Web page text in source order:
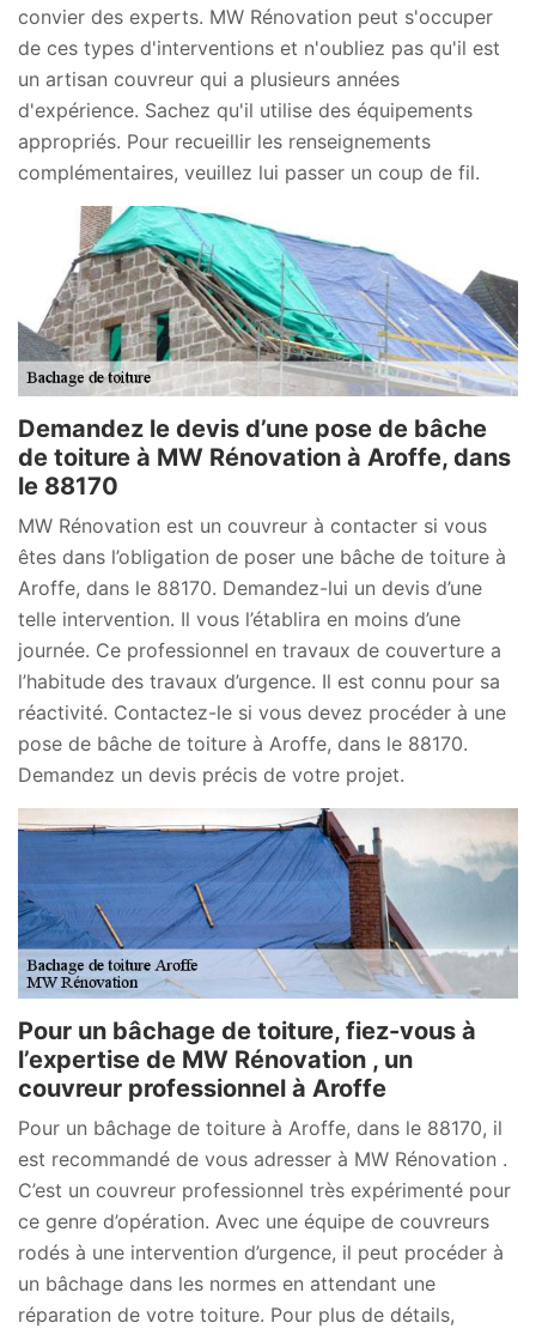
convier des experts. MW Rénovation peut s'occuper
de ces types d'interventions et n'oubliez pas qu'il est
un artisan couvreur qui a plusieurs années
d'expérience. Sachez qu'il utilise des équipements
appropriés. Pour recueillir les renseignements
complémentaires, veuillez lui passer un coup de fil.
Demandez le devis d’une pose de bâche
de toiture à MW Rénovation à Aroffe, dans
le 88170
MW Rénovation est un couvreur à contacter si vous
êtes dans l’obligation de poser une bâche de toiture à
Aroffe, dans le 88170. Demandez-lui un devis d’une
telle intervention. Il vous l’établira en moins d’une
journée. Ce professionnel en travaux de couverture a
l’habitude des travaux d’urgence. Il est connu pour sa
réactivité. Contactez-le si vous devez procéder à une
pose de bâche de toiture à Aroffe, dans le 88170.
Demandez un devis précis de votre projet.
Pour un bâchage de toiture, fiez-vous à
l’expertise de MW Rénovation , un
couvreur professionnel à Aroffe
Pour un bâchage de toiture à Aroffe, dans le 88170, il
est recommandé de vous adresser à MW Rénovation .
C’est un couvreur professionnel très expérimenté pour
ce genre d’opération. Avec une équipe de couvreurs
rodés à une intervention d’urgence, il peut procéder à
un bâchage dans les normes en attendant une
réparation de votre toiture. Pour plus de détails,